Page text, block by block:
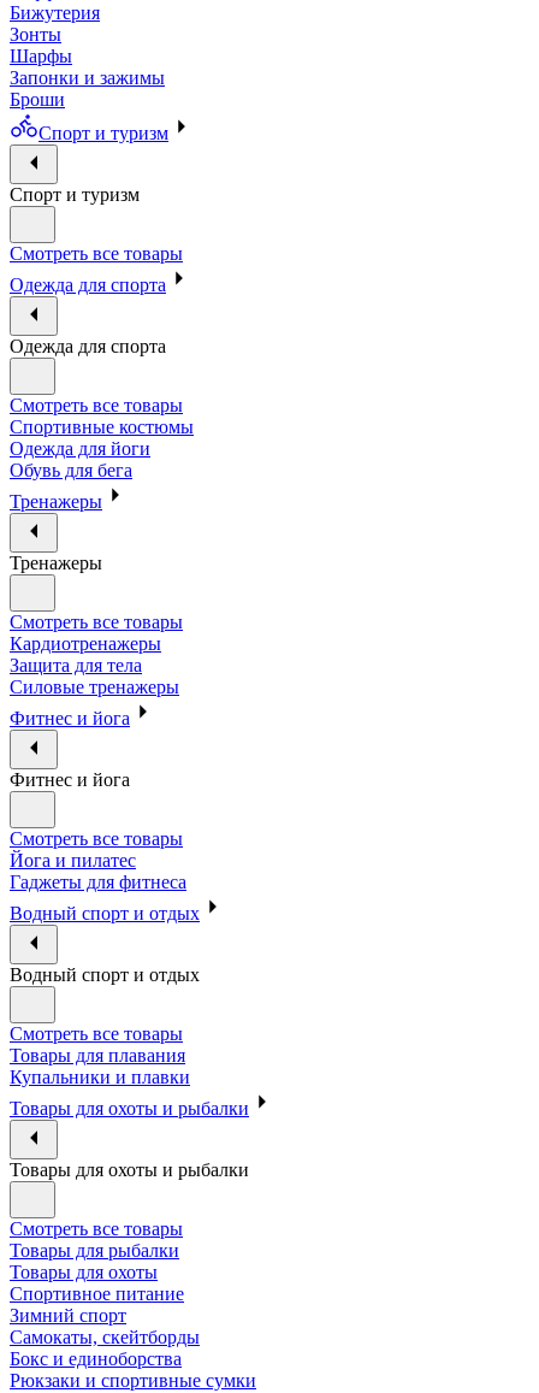
Бижутерия
Зонты
Шарфы
Запонки и зажимы
Броши
Спорт и туризм
Спорт и туризм
Смотреть все товары
Одежда для спорта
Одежда для спорта
Смотреть все товары
Спортивные костюмы
Одежда для йоги
Обувь для бега
Тренажеры
Тренажеры
Смотреть все товары
Кардиотренажеры
Защита для тела
Силовые тренажеры
Фитнес и йога
Фитнес и йога
Смотреть все товары
Йога и пилатес
Гаджеты для фитнеса
Водный спорт и отдых
Водный спорт и отдых
Смотреть все товары
Товары для плавания
Купальники и плавки
Товары для охоты и рыбалки
Товары для охоты и рыбалки
Смотреть все товары
Товары для рыбалки
Товары для охоты
Спортивное питание
Зимний спорт
Самокаты, скейтборды
Бокс и единоборства
Рюкзаки и спортивные сумки